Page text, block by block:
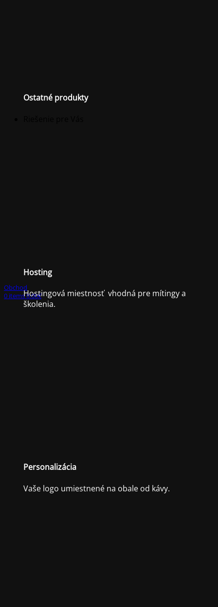
Obchod
0 items0.00€
Ostatné produkty
Hosting
Hostingová miestnosť vhodná pre mítingy a
školenia.
Personalizácia
Vaše logo umiestnené na obale od kávy.